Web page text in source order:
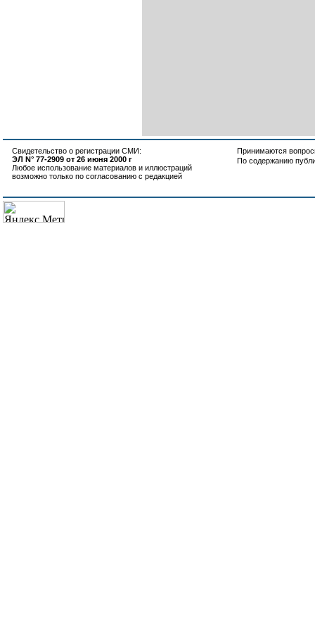
Свидетельство о регистрации СМИ:
ЭЛ N° 77-2909 от 26 июня 2000 г
Любое использование материалов и иллюстраций
возможно только по согласованию с редакцией
Принимаются
По содержанию